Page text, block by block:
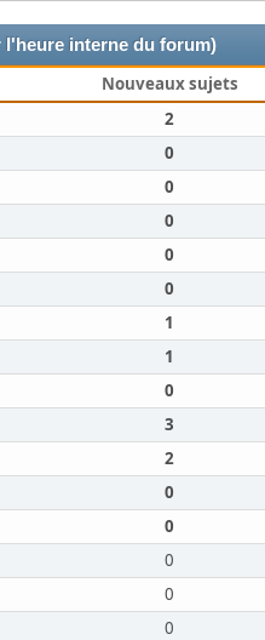
l'heure interne du forum)
Nouveaux sujets
2
0
0
0
0
0
1
1
0
3
2
0
0
0
0
0